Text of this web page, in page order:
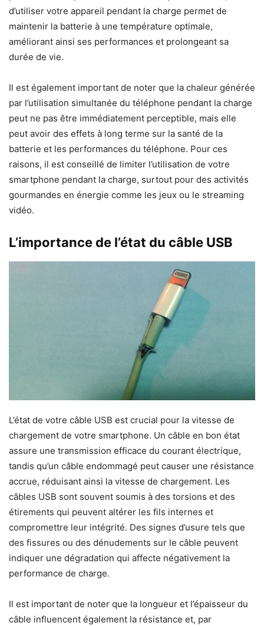
d’utiliser votre appareil pendant la charge permet de
maintenir la batterie à une température optimale,
améliorant ainsi ses performances et prolongeant sa
durée de vie.
Il est également important de noter que la chaleur générée
par l’utilisation simultanée du téléphone pendant la charge
peut ne pas être immédiatement perceptible, mais elle
peut avoir des effets à long terme sur la santé de la
batterie et les performances du téléphone. Pour ces
raisons, il est conseillé de limiter l’utilisation de votre
smartphone pendant la charge, surtout pour des activités
gourmandes en énergie comme les jeux ou le streaming
vidéo.
L’importance de l’état du câble USB
L’état de votre câble USB est crucial pour la vitesse de
chargement de votre smartphone. Un câble en bon état
assure une transmission efficace du courant électrique,
tandis qu’un câble endommagé peut causer une résistance
accrue, réduisant ainsi la vitesse de chargement. Les
câbles USB sont souvent soumis à des torsions et des
étirements qui peuvent altérer les fils internes et
compromettre leur intégrité. Des signes d’usure tels que
des fissures ou des dénudements sur le câble peuvent
indiquer une dégradation qui affecte négativement la
performance de charge.
Il est important de noter que la longueur et l’épaisseur du
câble influencent également la résistance et, par